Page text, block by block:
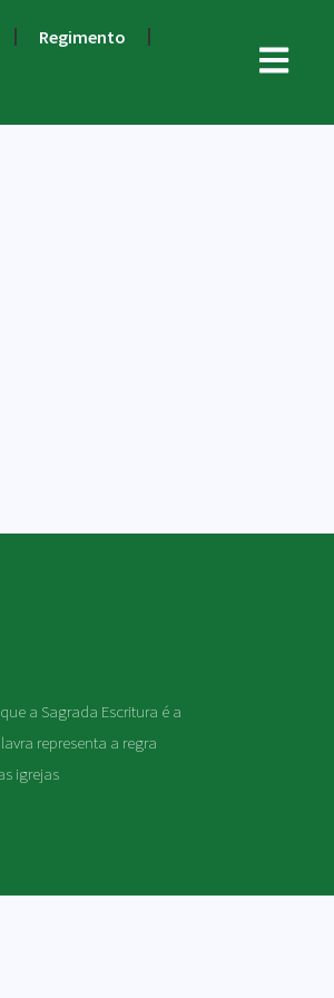
Regimento
a Sagrada Escritura é a
representa a regra
igrejas